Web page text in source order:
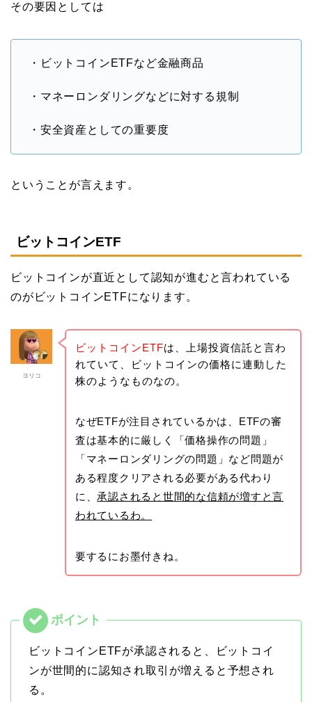
その要因としては
・ビットコインETFなど金融商品
・マネーロンダリングなどに対する規制
・安全資産としての重要度
ということが言えます。
ビットコインETF
ビットコインが直近として認知が進むと言われている
のがビットコインETFになります。
ヨリコ
ビットコインETFは、上場投資信託と言わ
れていて、ビットコインの価格に連動した
株のようなものなの。
なぜETFが注目されているかは、ETFの審
査は基本的に厳しく「価格操作の問題」
「マネーロンダリングの問題」など問題が
ある程度クリアされる必要がある代わり
に、承認されると世間的な信頼が増すと言
われているわ。
要するにお墨付きね。
ビットコインETFが承認されると、ビットコイ
ンが世間的に認知され取引が増えると予想され
る。